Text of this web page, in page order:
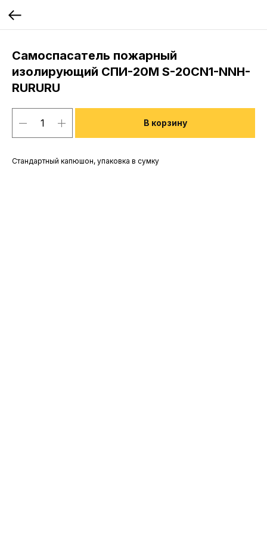
Самоспасатель пожарный
изолирующий СПИ-20М S-20CN1-NNH-
RURURU
В корзину
Стандартный капюшон, упаковка в сумку